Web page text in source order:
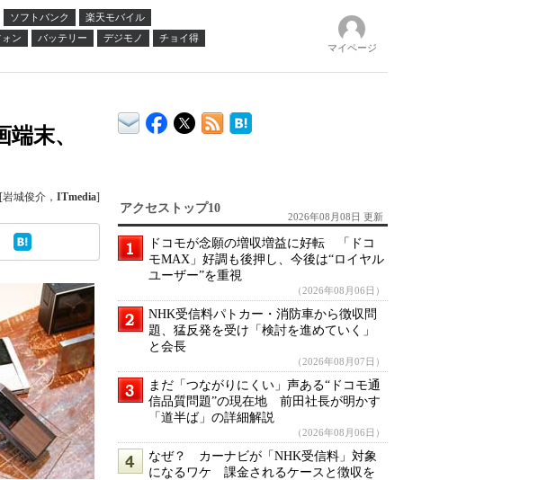
ソフトバンク
楽天モバイル
ン バッテリー デジモノ
チョイ得
マイページ
末、
[岩城俊介， ITmedia]
アクセストップ10
2026年08月08日 更新
ドコモが念願の増収増益に好転 「ドコ
モMAX」好調も後押し、今後は“ロイヤル
ユーザー”を重視
（2026年08月06日）
NHK受信料パトカー・消防車から徴収問
題、猛反発を受け「検討を進めていく」
と会長
（2026年08月07日）
まだ「つながりにくい」声ある“ドコモ通
信品質問題”の現在地 前田社長が明かす
「道半ば」の詳細解説
（2026年08月06日）
なぜ？ カーナビが「NHK受信料」対象
になるワケ 課金されるケースと徴収を